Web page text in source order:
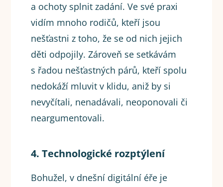
a ochoty splnit zadání. Ve své praxi
vidím mnoho rodičů, kteří jsou
nešťastni z toho, že se od nich jejich
děti odpojily. Zároveň se setkávám
s řadou nešťastných párů, kteří spolu
nedokáží mluvit v klidu, aniž by si
nevyčítali, nenadávali, neoponovali či
neargumentovali.
4. Technologické rozptýlení
Bohužel, v dnešní digitální éře je